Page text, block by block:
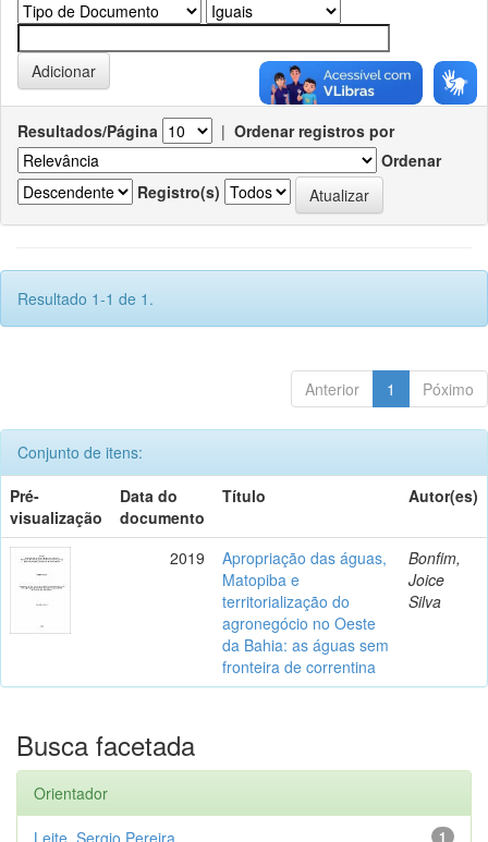
Resultados/Página | Ordenar registros por
Ordenar
Registro(s)
Resultado 1-1 de 1.
Anterior 1 Póximo
Conjunto de itens:
Pré-
visualização
Data do
documento
Título Autor(es)
2019
Apropriação das águas,
Matopiba e
territorialização do
agronegócio no Oeste
da Bahia: as águas sem
fronteira de correntina
Bonfim,
Joice
Silva
Busca facetada
Orientador
1
Leite, Sergio Pereira